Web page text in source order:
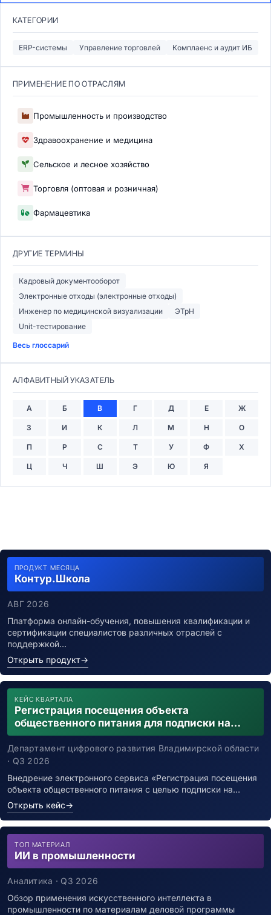
КАТЕГОРИИ
ERP-системы Управление торговлей Комплаенс и аудит ИБ
ПРИМЕНЕНИЕ ПО ОТРАСЛЯМ
Промышленность и производство
Здравоохранение и медицина
Сельское и лесное хозяйство
Торговля (оптовая и розничная)
Фармацевтика
ДРУГИЕ ТЕРМИНЫ
Кадровый документооборот
Электронные отходы (электронные отходы)
Инженер по медицинской визуализации
ЭТрН
Unit-тестирование
Весь глоссарий
АЛФАВИТНЫЙ УКАЗАТЕЛЬ
А Б В Г Д Е Ж
З И К Л М Н О
П Р С Т У Ф Х
Ц Ч Ш Э Ю Я
ПРОДУКТ МЕСЯЦА
Контур.Школа
АВГ 2026
Платформа онлайн-обучения, повышения квалификации и
сертификации специалистов различных отраслей с
поддержкой…
Открыть продукт→
КЕЙС КВАРТАЛА
Регистрация посещения объекта
общественного питания для подписки на
уведомления о возможном контакте с
заболевшим новой коронавирусной
инфекцией
Департамент цифрового развития Владимирской области
· Q3 2026
Внедрение электронного сервиса «Регистрация посещения
объекта общественного питания с целью подписки на…
Открыть кейс→
ТОП МАТЕРИАЛ
ИИ в промышленности
Аналитика · Q3 2026
Обзор применения искусственного интеллекта в
промышленности по материалам деловой программы